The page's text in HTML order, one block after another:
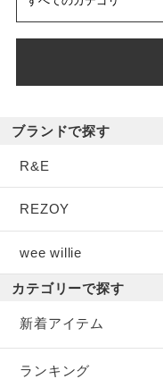
ブランドで探す
R&E
REZOY
wee willie
カテゴリーで探す
新着アイテム
ランキング